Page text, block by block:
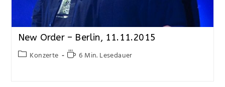
New Order – Berlin, 11.11.2015
Konzerte 6 Min. Lesedauer